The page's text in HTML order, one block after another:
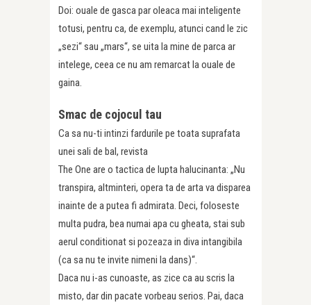
Doi: ouale de gasca par oleaca mai inteligente
totusi, pentru ca, de exemplu, atunci cand le zic
„sezi“ sau „mars“, se uita la mine de parca ar
intelege, ceea ce nu am remarcat la ouale de
gaina.
Smac de cojocul tau
Ca sa nu-ti intinzi fardurile pe toata suprafata
unei sali de bal, revista
The One are o tactica de lupta halucinanta: „Nu
transpira, altminteri, opera ta de arta va disparea
inainte de a putea fi admirata. Deci, foloseste
multa pudra, bea numai apa cu gheata, stai sub
aerul conditionat si pozeaza in diva intangibila
(ca sa nu te invite nimeni la dans)“.
Daca nu i-as cunoaste, as zice ca au scris la
misto, dar din pacate vorbeau serios. Pai, daca